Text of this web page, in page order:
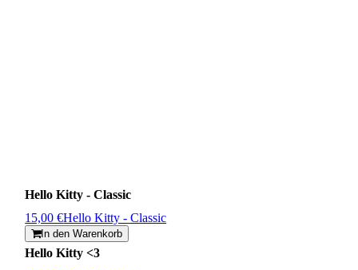
Hello Kitty - Classic
15,00 €Hello Kitty - Classic
In den Warenkorb
Hello Kitty <3